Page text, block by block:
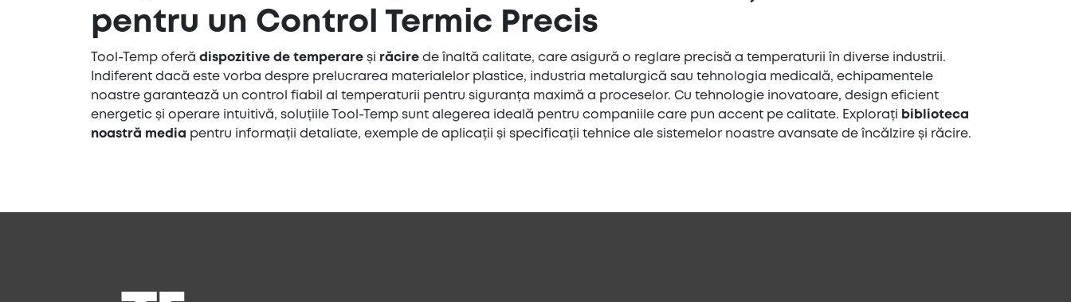
pentru un Control Termic Precis
Tool-Temp oferă dispozitive de temperare și răcire de înaltă calitate, care asigură o reglare precisă a temperaturii în diverse industrii.
Indiferent dacă este vorba despre prelucrarea materialelor plastice, industria metalurgică sau tehnologia medicală, echipamentele
noastre garantează un control fiabil al temperaturii pentru siguranța maximă a proceselor. Cu tehnologie inovatoare, design eficient
energetic și operare intuitivă, soluțiile Tool-Temp sunt alegerea ideală pentru companiile care pun accent pe calitate. Explorați biblioteca
noastră media pentru informații detaliate, exemple de aplicații și specificații tehnice ale sistemelor noastre avansate de încălzire și răcire.